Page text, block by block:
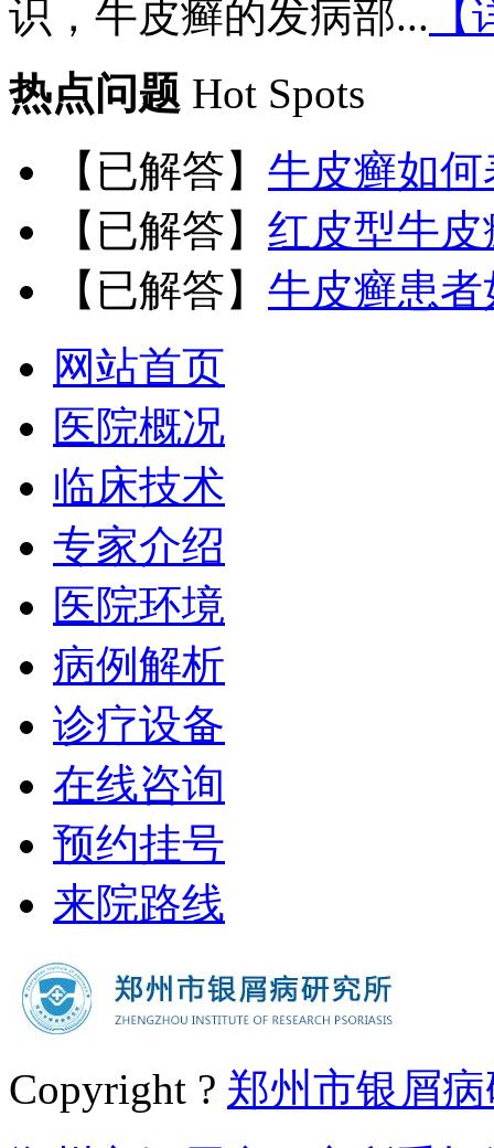
识，牛皮癣的发病部...
热点问题 Hot Spots
【已解答】 牛皮癣如
【已解答】 红皮型牛
【已解答】 牛皮癣患
网站首页
医院概况
临床技术
专家介绍
医院环境
病例解析
诊疗设备
在线咨询
预约挂号
来院路线
Copyright ? 郑州市银屑